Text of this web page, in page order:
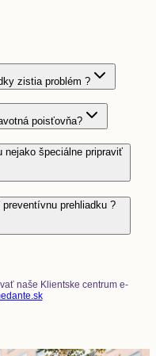
zistia problém ?
poisťovňa?
nejako špeciálne pripraviť
prehliadku ?
naše Klientske centrum e-